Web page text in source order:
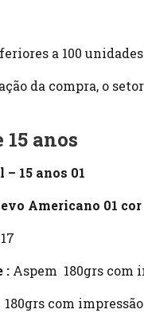
a 100
da compra, o
anos
15 anos 01
Americano 01 cor
: Aspem 180grs com
com